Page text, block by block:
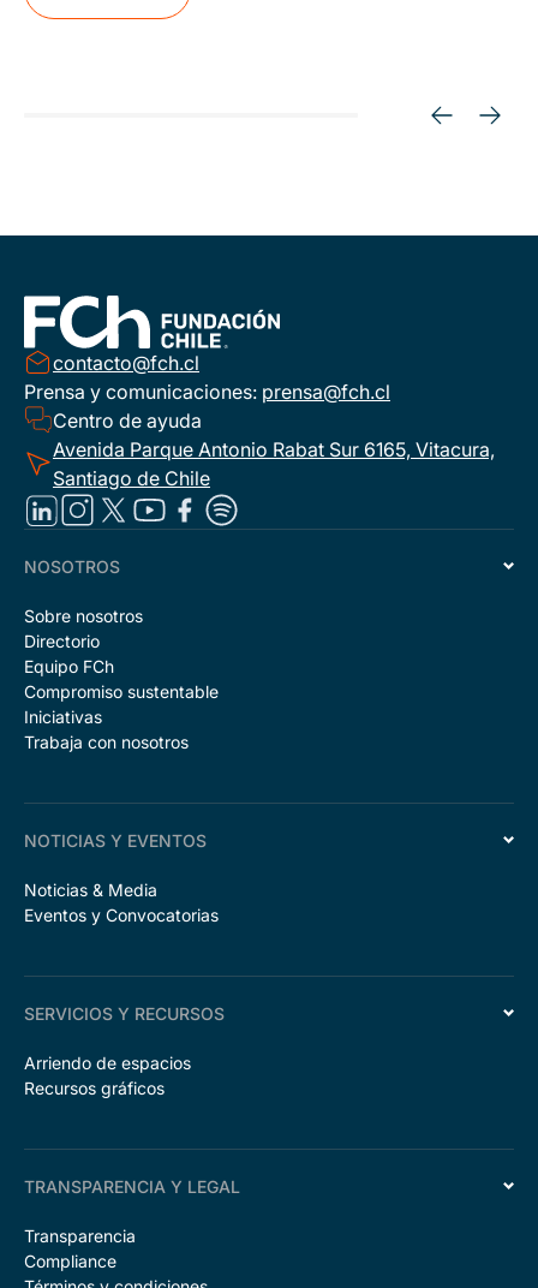
contacto@fch.cl
Prensa y comunicaciones: prensa@fch.cl
Centro de ayuda
Avenida Parque Antonio Rabat Sur 6165, Vitacura,
Santiago de Chile
NOSOTROS
Sobre nosotros
Directorio
Equipo FCh
Compromiso sustentable
Iniciativas
Trabaja con nosotros
NOTICIAS Y EVENTOS
Noticias & Media
Eventos y Convocatorias
SERVICIOS Y RECURSOS
Arriendo de espacios
Recursos gráficos
TRANSPARENCIA Y LEGAL
Transparencia
Compliance